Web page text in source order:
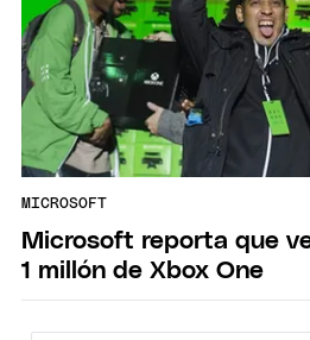
MICROSOFT
Microsoft reporta que
1 millón de Xbox One